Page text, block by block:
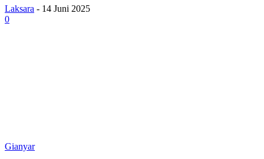
Laksara - 14 Juni 2025
0
Gianyar